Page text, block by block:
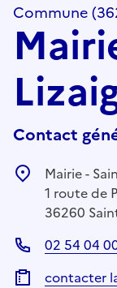
Commune
Contact
Mairie -
1 route de
36260
02 54 04
contacter